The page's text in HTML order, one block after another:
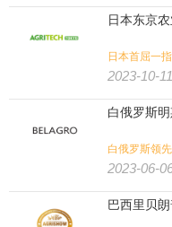
日本东京
日本首屈一
2023-10-
白俄罗斯
白俄罗斯领
2023-06-
巴西里贝